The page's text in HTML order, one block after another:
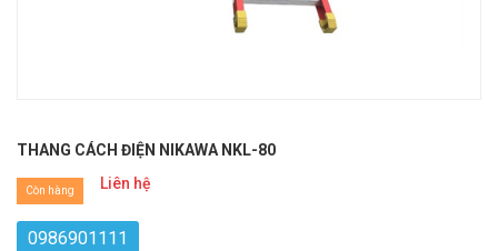
THANG CÁCH ĐIỆN NIKAWA NKL-80
Liên hệ
Còn hàng
0986901111